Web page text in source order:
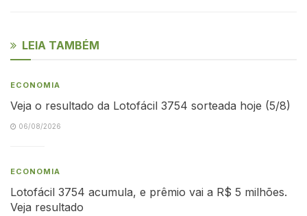
LEIA TAMBÉM
ECONOMIA
Veja o resultado da Lotofácil 3754 sorteada hoje (5/8)
06/08/2026
ECONOMIA
Lotofácil 3754 acumula, e prêmio vai a R$ 5 milhões.
Veja resultado